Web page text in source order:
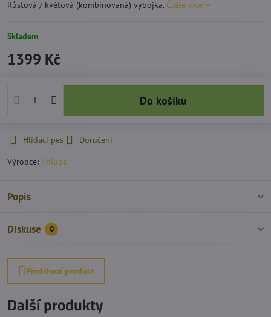
Růstová / květová (kombinovaná) výbojka. Čtěte více
Skladem
1399 Kč
Do košíku
Hlídací pes
Doručení
Výrobce: Philips
Popis
Diskuse 0
Předchozí produkt
Další produkty